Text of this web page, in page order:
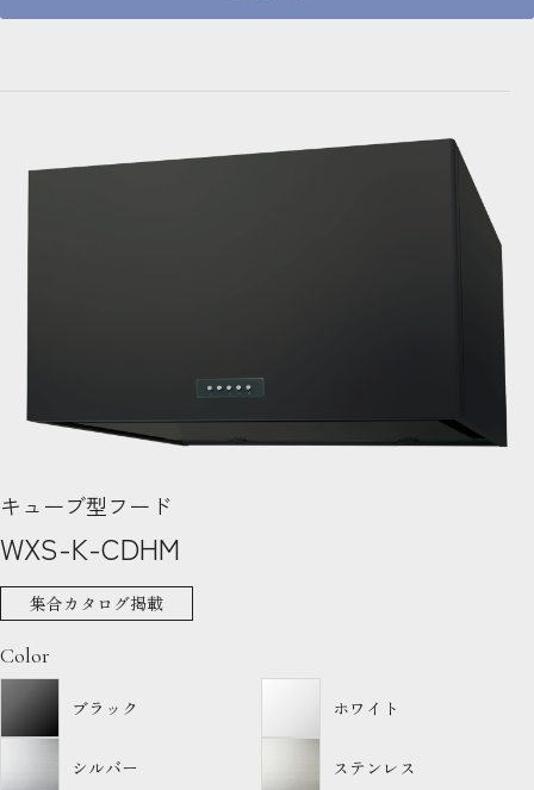
キューブ型フード
WXS-K-CDHM
集合カタログ掲載
Color
ブラック ホワイト
シルバー ステンレス